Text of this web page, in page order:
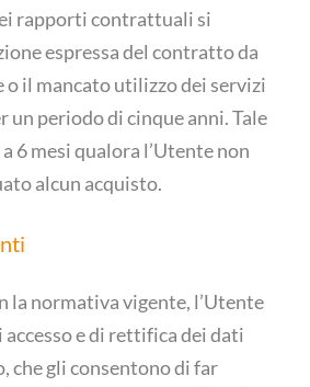
rapporti contrattuali si
espressa del contratto da
o il mancato utilizzo dei servizi
un periodo di cinque anni. Tale
6 mesi qualora l’Utente non
alcun acquisto.
la normativa vigente, l’Utente
e di rettifica dei dati
che gli consentono di far